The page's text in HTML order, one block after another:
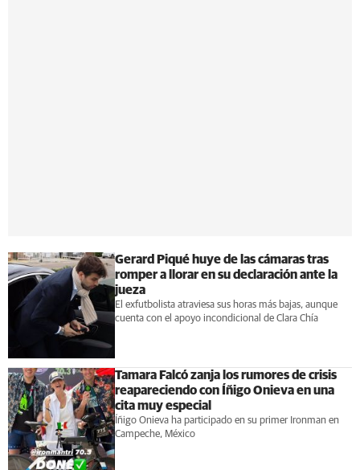
Gerard Piqué huye de las cámaras tras
romper a llorar en su declaración ante la
jueza
El exfutbolista atraviesa sus horas más bajas, aunque
cuenta con el apoyo incondicional de Clara Chía
Tamara Falcó zanja los rumores de crisis
reapareciendo con Íñigo Onieva en una
cita muy especial
Íñigo Onieva ha participado en su primer Ironman en
Campeche, México